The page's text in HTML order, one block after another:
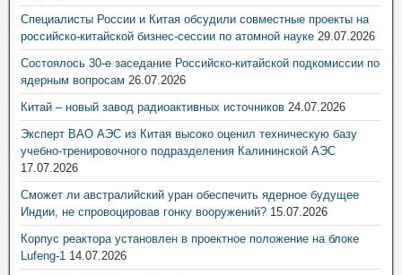
Специалисты России и Китая обсудили совместные проекты на
российско-китайской бизнес-сессии по атомной науке 29.07.2026
Состоялось 30-е заседание Российско-китайской подкомиссии по
ядерным вопросам 26.07.2026
Китай – новый завод радиоактивных источников 24.07.2026
Эксперт ВАО АЭС из Китая высоко оценил техническую базу
учебно-тренировочного подразделения Калининской АЭС
17.07.2026
Сможет ли австралийский уран обеспечить ядерное будущее
Индии, не спровоцировав гонку вооружений? 15.07.2026
Корпус реактора установлен в проектное положение на блоке
Lufeng-1 14.07.2026